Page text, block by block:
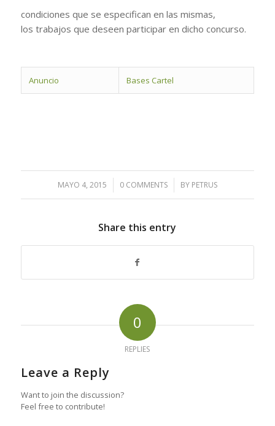
condiciones que se especifican en las mismas,
los trabajos que deseen participar en dicho concurso.
Anuncio Bases Cartel
MAYO 4, 2015
/ 0 COMMENTS
/ BY PETRUS
Share this entry
0
REPLIES
Leave a Reply
Want to join the discussion?
Feel free to contribute!